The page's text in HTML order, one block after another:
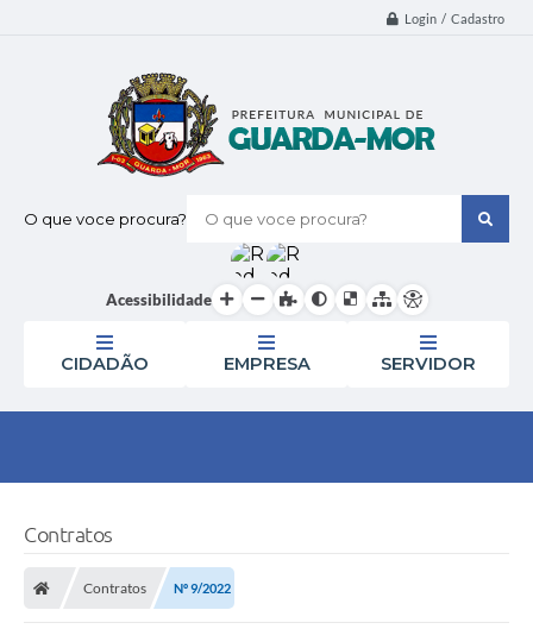
Login / Cadastro
O que voce procura?
Acessibilidade
CIDADÃO EMPRESA SERVIDOR
Contratos
Contratos Nº 9/2022